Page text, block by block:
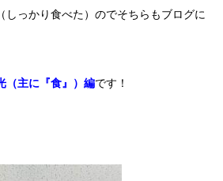
しっかり食べた）のでそちらもブログに
（主に『食』）編です！